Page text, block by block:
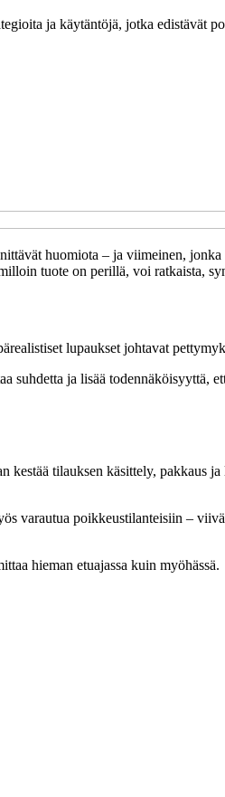
ja käytäntöjä, jotka edistävät
huomiota – ja viimeinen,
tuote on perillä, voi ratkaista,
lupaukset johtavat
ja lisää todennäköisyyttä,
tilauksen käsittely, pakkaus
varautua poikkeustilanteisiin –
hieman etuajassa kuin myöhässä.